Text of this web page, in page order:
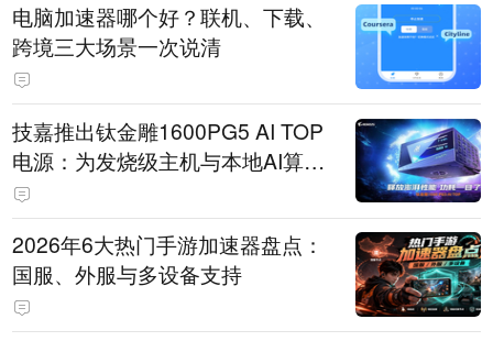
电脑加速器哪个好？联机、下载、
跨境三大场景一次说清
技嘉推出钛金雕1600PG5 AI TOP
电源：为发烧级主机与本地AI算力
打造旗舰供电方案
2026年6大热门手游加速器盘点：
国服、外服与多设备支持